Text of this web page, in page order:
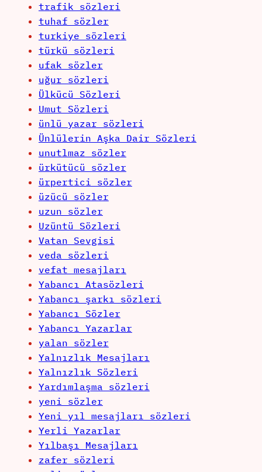
trafik sözleri
tuhaf sözler
turkiye sözleri
türkü sözleri
ufak sözler
uğur sözleri
Ülkücü Sözleri
Umut Sözleri
ünlü yazar sözleri
Ünlülerin Aşka Dair Sözleri
unutlmaz sözler
ürkütücü sözler
ürpertici sözler
üzücü sözler
uzun sözler
Uzüntü Sözleri
Vatan Sevgisi
veda sözleri
vefat mesajları
Yabancı Atasözleri
Yabancı şarkı sözleri
Yabancı Sözler
Yabancı Yazarlar
yalan sözler
Yalnızlık Mesajları
Yalnızlık Sözleri
Yardımlaşma sözleri
yeni sözler
Yeni yıl mesajları sözleri
Yerli Yazarlar
Yılbaşı Mesajları
zafer sözleri